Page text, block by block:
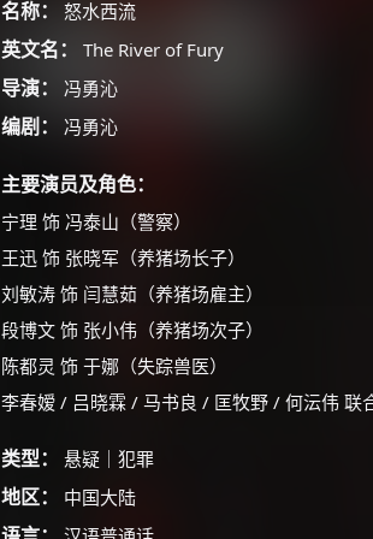
名称： 怒水西流
英文名： The River of Fury
导演： 冯勇沁
编剧： 冯勇沁
主要演员及角色：
宁理 饰 冯泰山（警察）
王迅 饰 张晓军（养猪场长子）
刘敏涛 饰 闫慧茹（养猪场雇主）
段博文 饰 张小伟（养猪场次子）
陈都灵 饰 于娜（失踪兽医）
李春嫒 / 吕晓霖 / 马书良 / 匡牧野 / 何沄伟 联
类型： 悬疑｜犯罪
地区： 中国大陆